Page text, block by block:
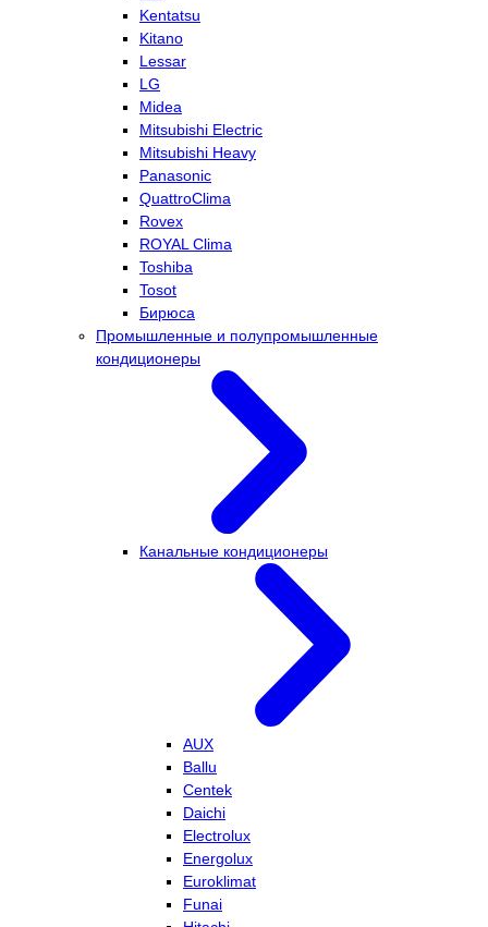
Kentatsu
Kitano
Lessar
LG
Midea
Mitsubishi Electric
Mitsubishi Heavy
Panasonic
QuattroClima
Rovex
ROYAL Clima
Toshiba
Tosot
Бирюса
Промышленные и полупромышленные
кондиционеры
Канальные кондиционеры
AUX
Ballu
Centek
Daichi
Electrolux
Energolux
Euroklimat
Funai